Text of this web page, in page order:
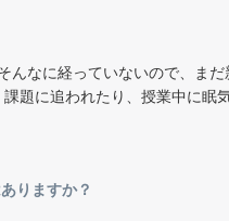
んなに経っていないので、ま
題に追われたり、授業中に
りますか？